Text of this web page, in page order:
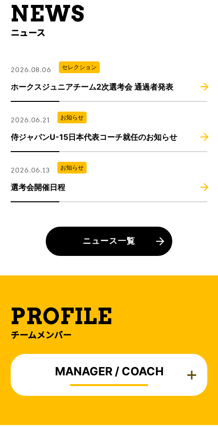
NEWS
ニュース
2026.08.06 セレクション
ホークスジュニアチーム2次選考会 通過者発表
2026.06.21 お知らせ
侍ジャパンU-15日本代表コーチ就任のお知らせ
2026.06.13 お知らせ
選考会開催日程
ニュース一覧
PROFILE
チームメンバー
MANAGER / COACH